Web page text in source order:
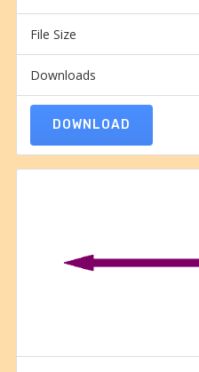
File Size
Downloads
DOWNLOAD